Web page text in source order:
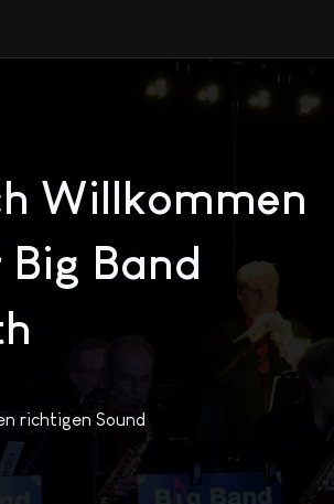
Willkommen
Band
richtigen Sound